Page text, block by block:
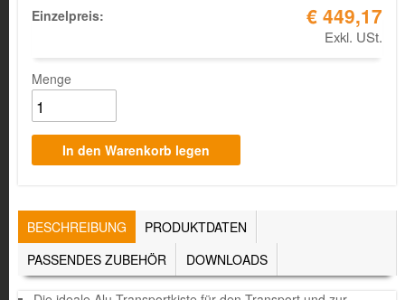
Einzelpreis:
€ 449,17
Exkl. USt.
Menge
TABS
BESCHREIBUNG (AKTIVER
REITER)
PRODUKTDATEN
PASSENDES ZUBEHÖR
DOWNLOADS